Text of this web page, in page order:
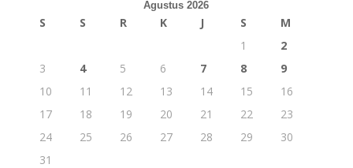
Agustus 2026
S S R K J S
M
1
2
3
4 5 6 7 8
9
10
11 12 13 14 15
16
17
18 19 20 21 22
23
24
25 26 27 28 29
30
31